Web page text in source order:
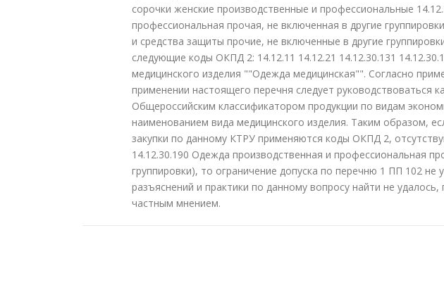
сорочки женские производственные и профессиональные
профессиональная прочая, не включенная в другие
и средства защиты прочие, не включенные в другие
следующие коды ОКПД 2: 14.12.11 14.12.21 14.12.30.131
медицинского изделия ""Одежда медицинская"". Согласно
применении настоящего перечня следует руководствоваться
Общероссийским классификатором продукции по видам
наименованием вида медицинского изделия. Таким образом,
закупки по данному КТРУ применяются коды ОКПД 2,
14.12.30.190 Одежда производственная и профессиональная
группировки), то ограничение допуска по перечню 1 ПП 102 не
разъяснений и практики по данному вопросу найти не
частным мнением.